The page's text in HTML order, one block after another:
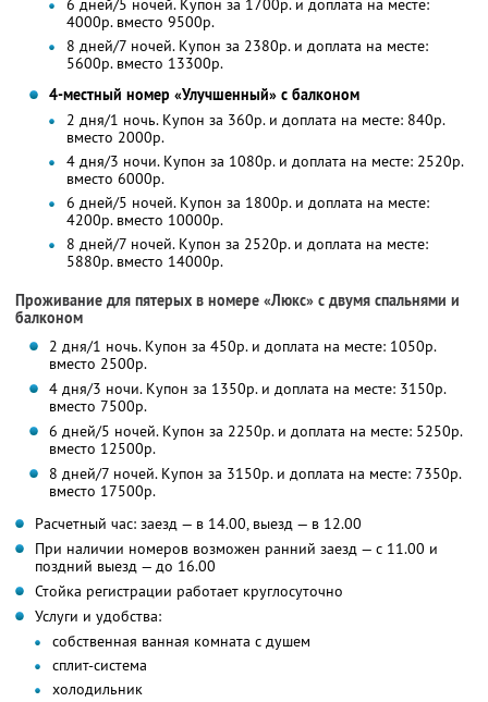
6 дней/5 ночей. Купон за 1700р. и доплата на месте:
4000р. вместо 9500р.
8 дней/7 ночей. Купон за 2380р. и доплата на месте:
5600р. вместо 13300р.
4-местный номер «Улучшенный» с балконом
2 дня/1 ночь. Купон за 360р. и доплата на месте: 840р.
вместо 2000р.
4 дня/3 ночи. Купон за 1080р. и доплата на месте: 2520р.
вместо 6000р.
6 дней/5 ночей. Купон за 1800р. и доплата на месте:
4200р. вместо 10000р.
8 дней/7 ночей. Купон за 2520р. и доплата на месте:
5880р. вместо 14000р.
Проживание для пятерых в номере «Люкс» с двумя спальнями и
балконом
2 дня/1 ночь. Купон за 450р. и доплата на месте: 1050р.
вместо 2500р.
4 дня/3 ночи. Купон за 1350р. и доплата на месте: 3150р.
вместо 7500р.
6 дней/5 ночей. Купон за 2250р. и доплата на месте: 5250р.
вместо 12500р.
8 дней/7 ночей. Купон за 3150р. и доплата на месте: 7350р.
вместо 17500р.
Расчетный час: заезд — в 14.00, выезд — в 12.00
При наличии номеров возможен ранний заезд — с 11.00 и
поздний выезд — до 16.00
Стойка регистрации работает круглосуточно
Услуги и удобства:
собственная ванная комната с душем
сплит-система
холодильник